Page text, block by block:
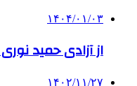
۱۴۰۴/۰۱/۰۳
از آزادی حمید
۱۴۰۲/۱۱/۲۷